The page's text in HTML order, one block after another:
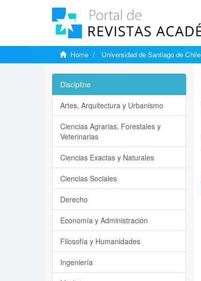
Home Universidad de Santiago de Chile
Discipline
Artes, Arquitectura y Urbanismo
Ciencias Agrarias, Forestales y
Veterinarias
Ciencias Exactas y Naturales
Ciencias Sociales
Derecho
Economía y Administración
Filosofía y Humanidades
Ingeniería